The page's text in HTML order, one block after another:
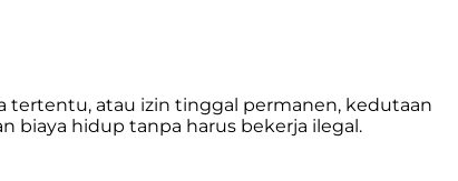
tertentu, atau izin tinggal permanen, kedutaan
biaya hidup tanpa harus bekerja ilegal.